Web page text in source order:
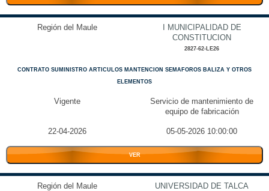
Región del Maule
I MUNICIPALIDAD DE
CONSTITUCION
2827-62-LE26
CONTRATO SUMINISTRO ARTICULOS MANTENCION SEMAFOROS BALIZA Y OTROS
ELEMENTOS
Vigente
Servicio de mantenimiento de
equipo de fabricación
22-04-2026 05-05-2026 10:00:00
VER
Región del Maule UNIVERSIDAD DE TALCA